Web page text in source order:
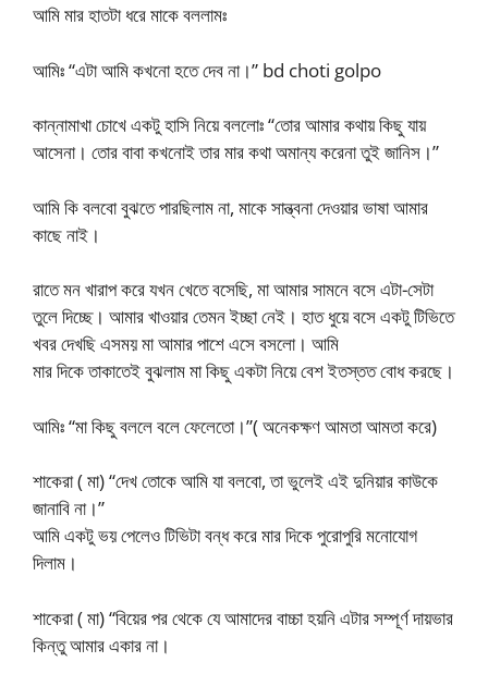
আমি মার হাতটা ধরে মাকে বললামঃ
আমিঃ “এটা আমি কখনো হতে দেব না।” bd choti golpo
কান্নামাখা চোখে একটু হাসি নিয়ে বললোঃ “তোর আমার কথায় কিছু যায়
আসেনা। তোর বাবা কখনোই তার মার কথা অমান্য করেনা তুই জানিস।”
আমি কি বলবো বুঝতে পারছিলাম না, মাকে সান্ত্বনা দেওয়ার ভাষা আমার
কাছে নাই।
রাতে মন খারাপ করে যখন খেতে বসেছি, মা আমার সামনে বসে এটা-সেটা
তুলে দিচ্ছে। আমার খাওয়ার তেমন ইচ্ছা নেই। হাত ধুয়ে বসে একটু টিভিতে
খবর দেখছি এসময় মা আমার পাশে এসে বসলো। আমি
মার দিকে তাকাতেই বুঝলাম মা কিছু একটা নিয়ে বেশ ইতস্তত বোধ করছে।
আমিঃ “মা কিছু বললে বলে ফেলেতো।”( অনেকক্ষণ আমতা আমতা করে)
শাকেরা ( মা) “দেখ তোকে আমি যা বলবো, তা ভুলেই এই দুনিয়ার কাউকে
জানাবি না।”
আমি একটু ভয় পেলেও টিভিটা বন্ধ করে মার দিকে পুরোপুরি মনোযোগ
দিলাম।
শাকেরা ( মা) “বিয়ের পর থেকে যে আমাদের বাচ্চা হয়নি এটার সম্পূর্ণ দায়ভার
কিন্তু আমার একার না।